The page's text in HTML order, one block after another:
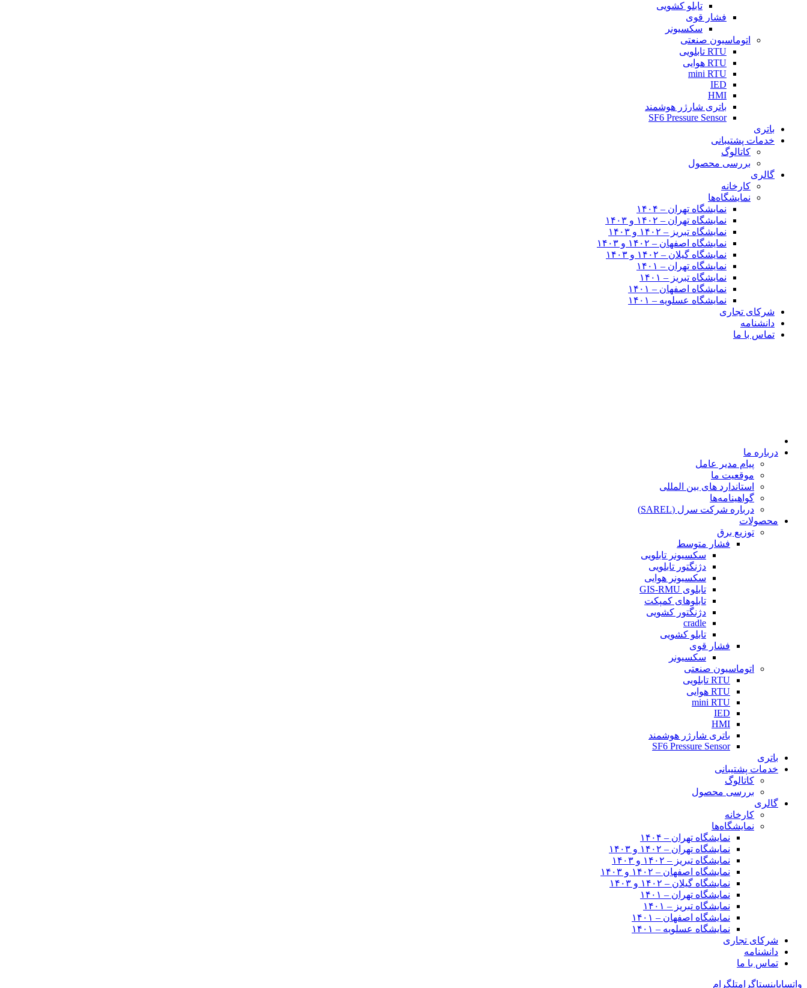
تابلو کشویی
فشار قوی
سکسیونر
اتوماسیون صنعتی
RTU تابلویی
RTU هوایی
mini RTU
IED
HMI
باتری شارژر هوشمند
SF6 Pressure Sensor
باتری
خدمات پشتیبانی
کاتالوگ
بررسی محصول
گالری
کارخانه
نمایشگاه‌ها
نمایشگاه تهران – ۱۴۰۴
نمایشگاه تهران – ۱۴۰۲ و ۱۴۰۳
نمایشگاه تبریز – ۱۴۰۲ و ۱۴۰۳
نمایشگاه اصفهان – ۱۴۰۲ و ۱۴۰۳
نمایشگاه گیلان – ۱۴۰۲ و ۱۴۰۳
نمایشگاه تهران – ۱۴۰۱
نمایشگاه تبریز – ۱۴۰۱
نمایشگاه اصفهان – ۱۴۰۱
نمایشگاه عسلویه – ۱۴۰۱
شرکای تجاری
دانشنامه
تماس با ما
درباره ما
پیام مدیر عامل
موقعیت ما
استاندارد های بین المللی
گواهینامه‌ها
درباره شرکت سرل (SAREL)
محصولات
توزیع برق
فشار متوسط
سکسیونر تابلویی
دژنگتور تابلویی
سکسیونر هوایی
تابلوی GIS-RMU
تابلوهای کمپکت
دژنگتور کشویی
cradle
تابلو کشویی
فشار قوی
سکسیونر
اتوماسیون صنعتی
RTU تابلویی
RTU هوایی
mini RTU
IED
HMI
باتری شارژر هوشمند
SF6 Pressure Sensor
باتری
خدمات پشتیبانی
کاتالوگ
بررسی محصول
گالری
کارخانه
نمایشگاه‌ها
نمایشگاه تهران – ۱۴۰۴
نمایشگاه تهران – ۱۴۰۲ و ۱۴۰۳
نمایشگاه تبریز – ۱۴۰۲ و ۱۴۰۳
نمایشگاه اصفهان – ۱۴۰۲ و ۱۴۰۳
نمایشگاه گیلان – ۱۴۰۲ و ۱۴۰۳
نمایشگاه تهران – ۱۴۰۱
نمایشگاه تبریز – ۱۴۰۱
نمایشگاه اصفهان – ۱۴۰۱
نمایشگاه عسلویه – ۱۴۰۱
شرکای تجاری
دانشنامه
تماس با ما
واتساپاینستاگرامتلگرام